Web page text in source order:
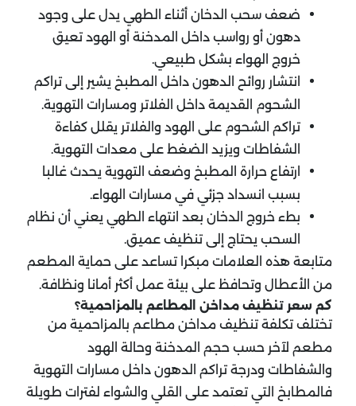
ضعف سحب الدخان أثناء الطهي يدل على وجود
دهون أو رواسب داخل المدخنة أو الهود تعيق
خروج الهواء بشكل طبيعي.
انتشار روائح الدهون داخل المطبخ يشير إلى تراكم
الشحوم القديمة داخل الفلاتر ومسارات التهوية.
تراكم الشحوم على الهود والفلاتر يقلل كفاءة
الشفاطات ويزيد الضغط على معدات التهوية.
ارتفاع حرارة المطبخ وضعف التهوية يحدث غالبا
بسبب انسداد جزئي في مسارات الهواء.
بطء خروج الدخان بعد انتهاء الطهي يعني أن نظام
السحب يحتاج إلى تنظيف عميق.
متابعة هذه العلامات مبكرا تساعد على حماية المطعم
من الأعطال وتحافظ على بيئة عمل أكثر أمانا ونظافة.
كم سعر تنظيف مداخن المطاعم بالمزاحمية؟
تختلف تكلفة تنظيف مداخن مطاعم بالمزاحمية من
مطعم لآخر حسب حجم المدخنة وحالة الهود
والشفاطات ودرجة تراكم الدهون داخل مسارات التهوية
فالمطابخ التي تعتمد على القلي والشواء لفترات طويلة